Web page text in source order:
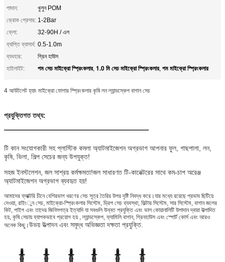
পাদান:
খুলুন POM
ভ্রোক প্রেসার: 1-2Bar
ফ্লো:
32-90H / এল
ব্যাপ্তি ব্যাসার্ধ: 0.5-1.0m
ব্যবহার:
গ্রিন হাউস
হাইলাইট:
পম সেচ মাইক্রো স্প্রিংকলার, 1.0 মি সেচ মাইক্রো স্প্রিংকলার, পম মাইক্রো স্প্রিংকলার
4 আউটলেট হ্যাং মাইক্রো ফোগার স্প্রিংকলার কৃষি লন ল্যান্ডস্কেপ বাগান সেচ
প্রযুক্তিগত তথ্য:
প্রবাহ:
32-90 এইচ / এল
স্প্রে দূরত্ব (ব্যাসার্ধ) 0.5-1.0 মি
টি কান সংযোগকারী সহ প্লাস্টিক কমলা অ্যাটমাইজেশন অগ্রভাগ আপনার ফুল, গাছপালা, লন,
কৃষি, ভিলা, শিল্প সেচের জন্য উপযুক্ত!
সহজ ইনস্টলেশন, জল সাশ্রয় কর্মক্ষমতা!জল সাধারণত টি-কানেক্টরের সাথে কম-চাপ অরেঞ্জ
অ্যাটমাইজেশন অগ্রভাগ ব্যবহৃত হয়!
আমাদের ফ্যাক্টরি চীনে বেশিরভাগ ধরণের সেচ সূত্র তৈরির উপর দৃষ্টি নিবদ্ধ করে।যার মধ্যে রয়েছে প্রভাব ছিটিয়ে
দেওয়া, রাইংুন সেচ, মাইক্রো-স্প্রিংকলার সিস্টেম, ড্রিপ সেচ ব্যবস্থা, ফিল্টার সিস্টেম, সার সিস্টেম, বাগান জলের
কিট, পাইপ এবং তাদের জিনিসপত্র ইত্যাদি যা সবগুলি উন্নত প্রযুক্তি এবং ভাল কোয়ানালিটি উপাদান দ্বারা উত্পাদিত
হয়, কৃষি সেচায় ব্যাপকভাবে প্রয়োগ হয় , ল্যান্ডস্কেপ, ফ্যামিলি বাগান, গ্রিনহাউস এবং স্পোর্ট কোর্স এবং আরও
অনেক কিছু।উভয় উত্পাদন এবং সমৃদ্ধ অভিজ্ঞতাদক্ষতা প্রযুক্তি.